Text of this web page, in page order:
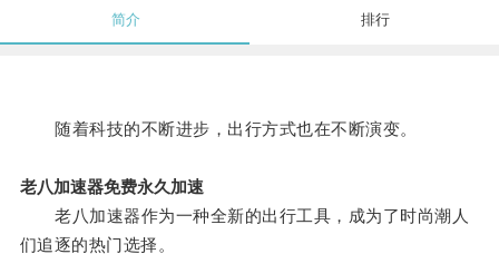
简介 排行
随着科技的不断进步，出行方式也在不断演变。
老八加速器免费永久加速
老八加速器作为一种全新的出行工具，成为了时尚潮人
们追逐的热门选择。